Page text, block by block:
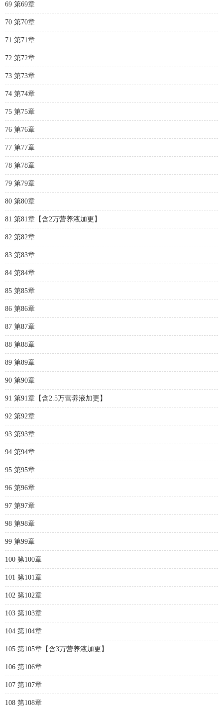
69 第69章
70 第70章
71 第71章
72 第72章
73 第73章
74 第74章
75 第75章
76 第76章
77 第77章
78 第78章
79 第79章
80 第80章
81 第81章【含2万营养液加更】
82 第82章
83 第83章
84 第84章
85 第85章
86 第86章
87 第87章
88 第88章
89 第89章
90 第90章
91 第91章【含2.5万营养液加更】
92 第92章
93 第93章
94 第94章
95 第95章
96 第96章
97 第97章
98 第98章
99 第99章
100 第100章
101 第101章
102 第102章
103 第103章
104 第104章
105 第105章【含3万营养液加更】
106 第106章
107 第107章
108 第108章